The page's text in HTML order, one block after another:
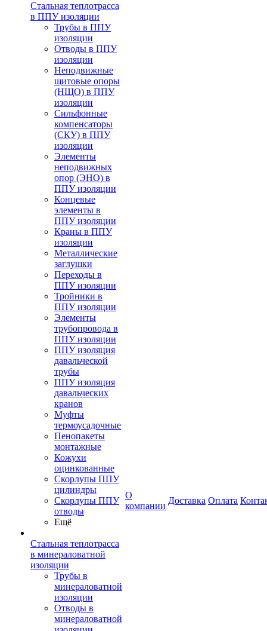
Стальная теплотрасса
в ППУ изоляции
Трубы в ППУ
изоляции
Отводы в ППУ
изоляции
Неподвижные
щитовые опоры
(НЩО) в ППУ
изоляции
Cильфонные
компенсаторы
(СКУ) в ППУ
изоляции
Элементы
неподвижных
опор (ЭНО) в
ППУ изоляции
Концевые
элементы в
ППУ изоляции
Краны в ППУ
изоляции
Металлические
заглушки
Переходы в
ППУ изоляции
Тройники в
ППУ изоляции
Элементы
трубопровода в
ППУ изоляции
ППУ изоляция
давальческой
трубы
ППУ изоляция
давальческих
кранов
Муфты
термоусадочные
Пенопакеты
монтажные
Кожухи
оцинкованные
Скорлупы ППУ
цилиндры
Скорлупы ППУ
отводы
Ещё
Стальная теплотрасса
в минераловатной
изоляции
Трубы в
минераловатной
изоляции
Отводы в
минераловатной
О
компании
Доставка Оплата